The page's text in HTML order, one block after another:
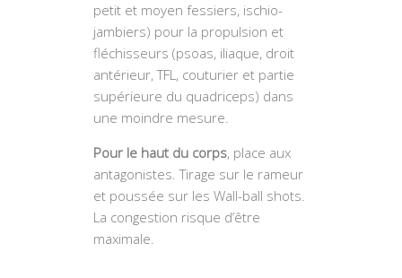
petit et moyen fessiers, ischio-
jambiers) pour la propulsion et
fléchisseurs (psoas, iliaque, droit
antérieur, TFL, couturier et partie
supérieure du quadriceps) dans
une moindre mesure.
Pour le haut du corps, place aux
antagonistes. Tirage sur le rameur
et poussée sur les Wall-ball shots.
La congestion risque d’être
maximale.